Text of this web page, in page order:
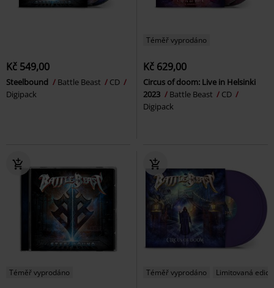
Kč 549,00
Steelbound Battle Beast
CD
Digipack
Téměř vyprodáno
Kč 629,00
Circus of doom: Live in Helsinki
2023
Battle Beast
CD
Digipack
Téměř vyprodáno Téměř vyprodáno Limitovaná edice